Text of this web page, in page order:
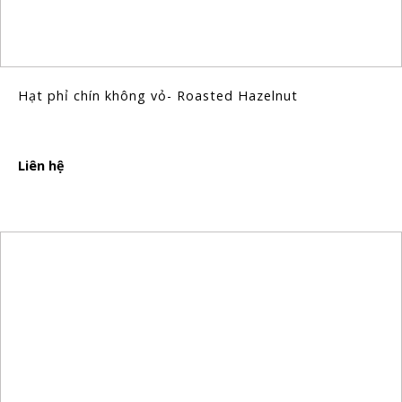
Hạt phỉ chín không vỏ- Roasted Hazelnut
Liên hệ